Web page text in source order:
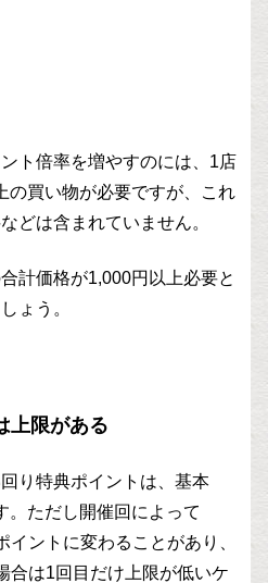
ト倍率を増やすのには、1店
の買い物が必要ですが、これ
どは含まれていません。
計価格が1,000円以上必要と
ょう。
上限がある
り特典ポイントは、基本
。ただし開催回によって
ントに変わることがあり、
合は1回目だけ上限が低いケ